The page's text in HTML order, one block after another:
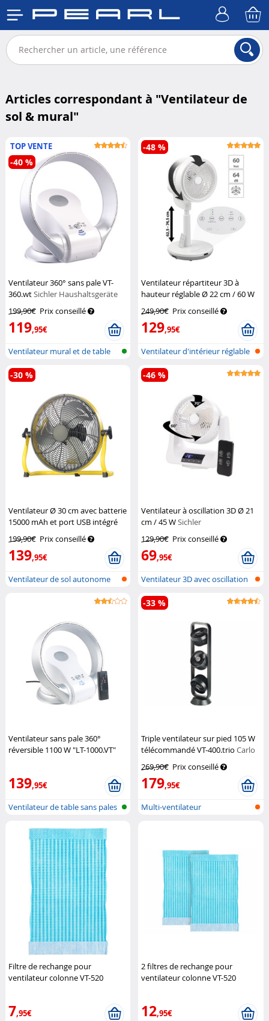
Articles correspondant à "Ventilateur de
sol & mural"
TOP VENTE
Ventilateur 360° sans pale VT-
360.wtSichler Haushaltsgeräte
199,90€ Prix conseillé
119,95€
-40 %
Ventilateur mural et de table
sans...
Ventilateur répartiteur 3D à
hauteur réglable Ø 22 cm / 60 W
Sichler Haushaltsgeräte
249,90€ Prix conseillé
129,95€
-48 %
Ventilateur d'intérieur réglable
en...
Ventilateur Ø 30 cm avec batterie
15000 mAh et port USB intégré
Sichler Haushaltsgeräte
199,90€ Prix conseillé
139,95€
-30 %
Ventilateur de sol autonome
Ventilateur à oscillation 3D Ø 21
cm / 45 WSichler
129,90€ Prix conseillé
69,95€
-46 %
Ventilateur 3D avec oscillation
3D
Ventilateur sans pale 360°
réversible 1100 W "LT-1000.VT"
139,95€
Ventilateur de table sans pales
Triple ventilateur sur pied 105 W
télécommandé VT-400.trioCarlo
269,90€ Prix conseillé
179,95€
-33 %
Multi-ventilateur
Filtre de rechange pour
ventilateur colonne VT-520
7,95€
2 filtres de rechange pour
ventilateur colonne VT-520
12,95€